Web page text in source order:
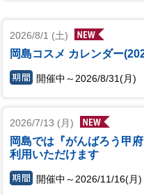
2026/8/1 (土)
岡島コスメ カレンダー
開催中～2026/8/31(月)
2026/7/13 (月)
岡島では『がんばろう甲
利用いただけます
開催中～2026/11/16(月)